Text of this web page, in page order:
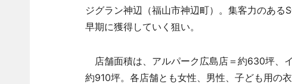
ジグラン神辺（福山市神辺町）。集客力のあ
早期に獲得していく狙い。
店舗面積は、アルパーク広島店＝約630坪、
約910坪。各店舗とも女性、男性、子ども用の